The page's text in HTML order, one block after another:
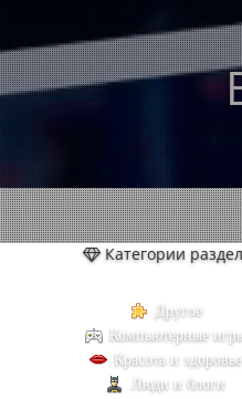
Категории
Другое
Компьютерные
Красота и здоровье
Люди и блоги